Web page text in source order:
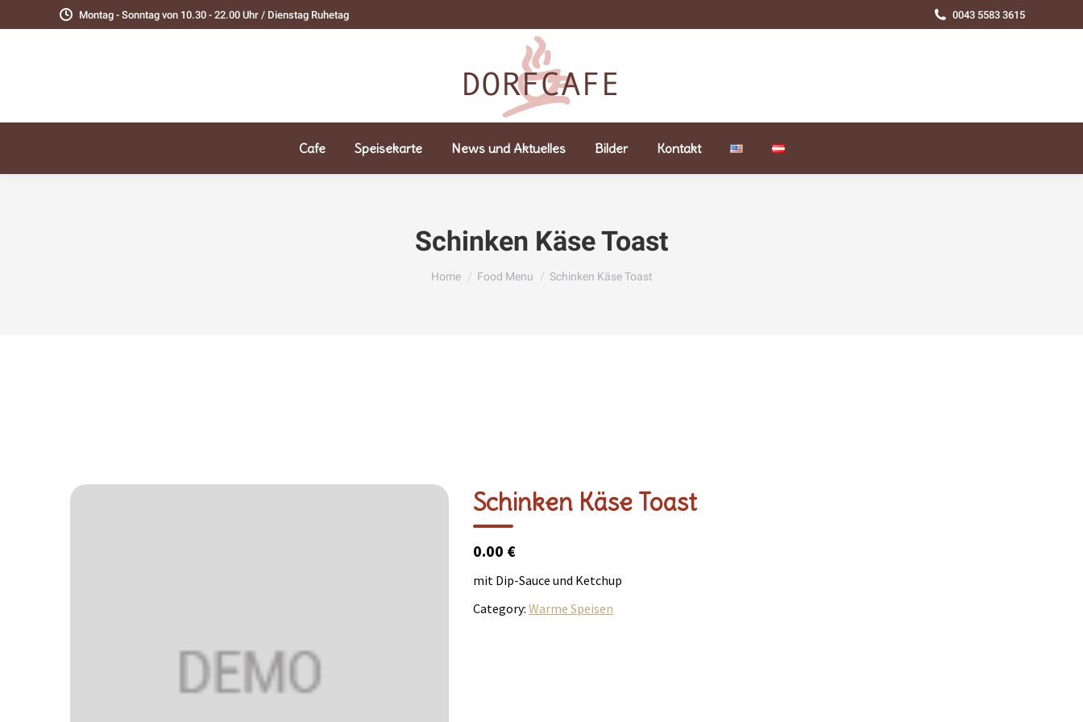
Montag - Sonntag von 10.30 - 22.00 Uhr / Dienstag Ruhetag 0043 5583 3615
Cafe Speisekarte News und Aktuelles Bilder Kontakt
Schinken Käse Toast
You are here:
Home Food Menu Schinken Käse Toast
Schinken Käse Toast
0.00 €
mit Dip-Sauce und Ketchup
Category: Warme Speisen